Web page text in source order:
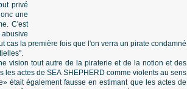
privé
une
C'est
cas la première fois que l'on verra un pirate condamné
vision tout autre de la piraterie et de la notion et des
actes de SEA SHEPHERD comme violents au sens
était également fausse en estimant que les actes de